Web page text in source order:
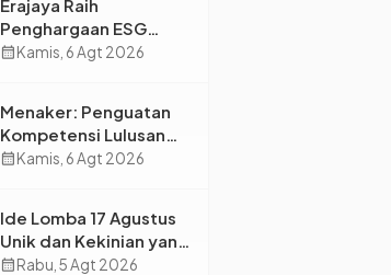
Erajaya Raih
Penghargaan ESG
2026, Perkuat Circular
Berkelanjutan
calendar_monthKamis, 6 Agt 2026
Menaker: Penguatan
Kompetensi Lulusan
Perguruan Tinggi Jadi
calendar_monthKamis, 6 Agt 2026
Ide Lomba 17 Agustus
Unik dan Kekinian yang
Dijamin Bikin Suasana
calendar_monthRabu, 5 Agt 2026